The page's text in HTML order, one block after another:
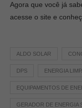
Agora que você já
acesse o site e
ALDO SOLAR
DPS ENERGIA
EQUIPAMENTOS DE
GERADOR DE ENERGIA